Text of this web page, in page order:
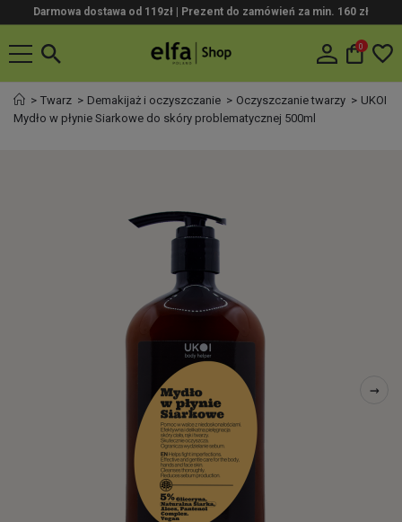
Darmowa dostawa od 119zł | Prezent do zamówień za min. 160 zł
0
Twarz Demakijaż i oczyszczanie Oczyszczanie twarzy
UKOI
Mydło w płynie Siarkowe do skóry problematycznej 500ml
→